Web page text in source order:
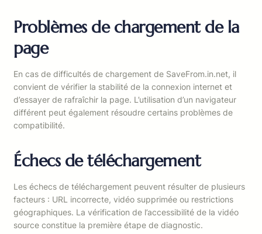
Problèmes de chargement de la
page
En cas de difficultés de chargement de SaveFrom.in.net, il
convient de vérifier la stabilité de la connexion internet et
d’essayer de rafraîchir la page. L’utilisation d’un navigateur
différent peut également résoudre certains problèmes de
compatibilité.
Échecs de téléchargement
Les échecs de téléchargement peuvent résulter de plusieurs
facteurs : URL incorrecte, vidéo supprimée ou restrictions
géographiques. La vérification de l’accessibilité de la vidéo
source constitue la première étape de diagnostic.